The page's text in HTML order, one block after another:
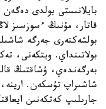
بايلانىستى بولدى
قاتار، مۇنىڭ ءسوزسىز
بولشەكتەرى جەرگە
بولاتىنداي. ويتكەنى،
شاشىراپ تۇسكەن.
جارىلىپ كەتكەنىن